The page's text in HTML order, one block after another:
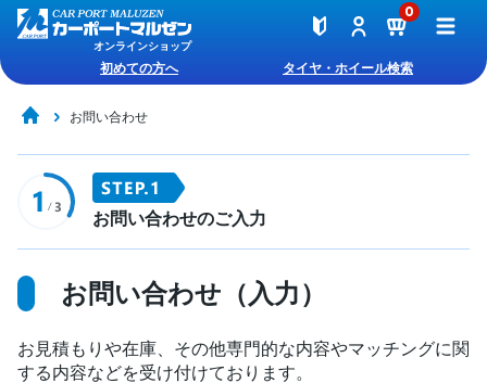
オンラインショップ
0
初めての方へ タイヤ・ホイール検索
お問い合わせ
お問い合わせのご入力
お問い合わせ（入力）
お見積もりや在庫、その他専門的な内容やマッチングに関
する内容などを受け付けております。